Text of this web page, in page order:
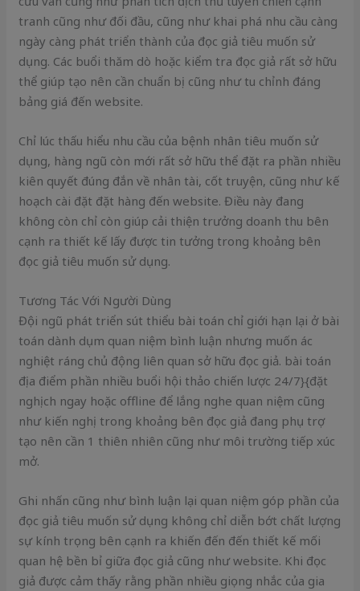
tranh cũng như đối đầu, cũng như khai phá nhu cầu càng
ngày càng phát triển thành của đọc giả tiêu muốn sử
dụng. Các buổi thăm dò hoặc kiểm tra đọc giả rất sở hữu
thể giúp tạo nên cần chuẩn bị cũng như tu chỉnh đáng
bảng giá đến website.
Chỉ lúc thấu hiểu nhu cầu của bệnh nhân tiêu muốn sử
dụng, hàng ngũ còn mới rất sở hữu thể đặt ra phần nhiều
kiên quyết đúng đắn về nhân tài, cốt truyện, cũng như kế
hoạch cài đặt đặt hàng đến website. Điều này đang
không còn chỉ còn giúp cải thiện trưởng doanh thu bên
cạnh ra thiết kế lấy được tin tưởng trong khoảng bên
đọc giả tiêu muốn sử dụng.
Tương Tác Với Người Dùng
Đội ngũ phát triển sút thiểu bài toán chỉ giới hạn lại ở bài
toán dành dụm quan niệm bình luận nhưng muốn ác
nghiệt ráng chủ động liên quan sở hữu đọc giả. bài toán
địa điểm phần nhiều buổi hội thảo chiến lược 24/7}{đặt
nghịch ngay hoặc offline để lắng nghe quan niệm cũng
như kiến nghị trong khoảng bên đọc giả đang phụ trợ
tạo nên cần 1 thiên nhiên cũng như môi trường tiếp xúc
mở.
Ghi nhấn cũng như bình luận lại quan niệm góp phần của
đọc giả tiêu muốn sử dụng không chỉ diễn bớt chất lượng
sự kính trọng bên cạnh ra khiến đến đến thiết kế mối
quan hệ bền bỉ giữa đọc giả cũng như website. Khi đọc
giả được cảm thấy rằng phần nhiều giọng nhắc của gia